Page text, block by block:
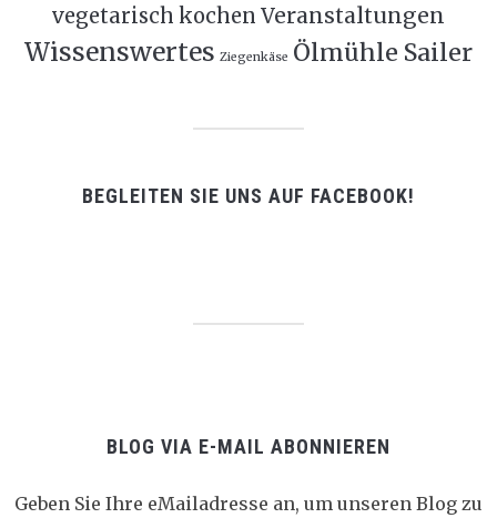
vegetarisch kochen Veranstaltungen
Wissenswertes Ziegenkäse Ölmühle Sailer
BEGLEITEN SIE UNS AUF FACEBOOK!
BLOG VIA E-MAIL ABONNIEREN
Geben Sie Ihre eMailadresse an, um unseren Blog zu